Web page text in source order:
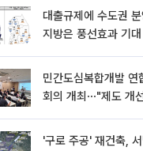
대출규제에 수도권
지방은 풍선효과 기대
민간도심복합개발 연
회의 개최⋯"제도 개
'구로 주공' 재건축,